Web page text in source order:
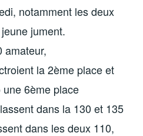
notamment les deux
jument.
amateur,
la 2ème place et
6ème place
dans la 130 et 135
dans les deux 110,